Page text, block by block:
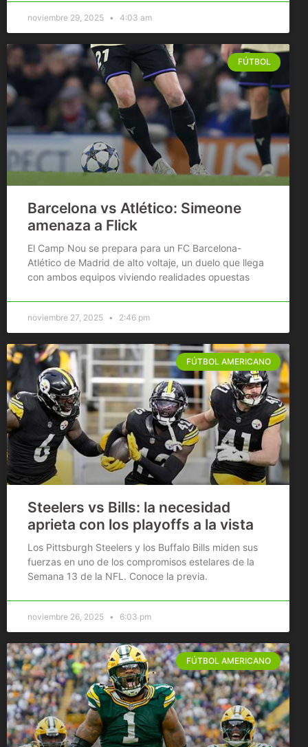
noviembre 29, 2025 4:03 am
FÚTBOL
Barcelona vs Atlético: Simeone
amenaza a Flick
El Camp Nou se prepara para un FC Barcelona-
Atlético de Madrid de alto voltaje, un duelo que llega
con ambos equipos viviendo realidades opuestas
noviembre 27, 2025 2:46 pm
FÚTBOL AMERICANO
Steelers vs Bills: la necesidad
aprieta con los playoffs a la vista
Los Pittsburgh Steelers y los Buffalo Bills miden sus
fuerzas en uno de los compromisos estelares de la
Semana 13 de la NFL. Conoce la previa.
noviembre 26, 2025 6:03 pm
FÚTBOL AMERICANO